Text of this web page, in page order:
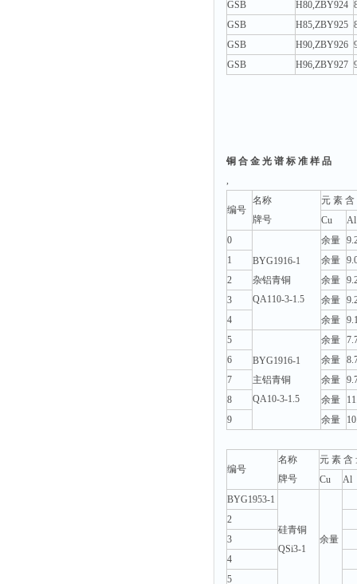
GSB
H80,ZBY924
GSB
H85,ZBY925
GSB
H90,ZBY926
GSB
H96,ZBY927
铜 合 金 光 谱 标 准 样 品
,
编号
名称
牌号
元 素 含
Cu
Al
0
BYG1916-1
杂铝青铜
QA110-3-1.5
余量
1
余量
2
余量
3
余量
4
余量
5
BYG1916-1
主铝青铜
QA10-3-1.5
余量
6
余量
7
余量
8
余量
9
余量
编号
名称
牌号
元 素 含
Cu
Al
BYG1953-1
硅青铜
QSi3-1
余量
2
3
4
5